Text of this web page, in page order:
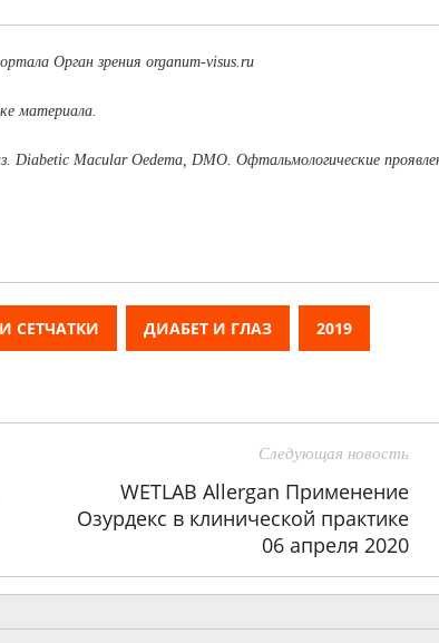
Орган зрения organum-visus.ru
материала.
Macular Oedema, DMO. Офтальмологические
СЕТЧАТКИ ДИАБЕТ И ГЛАЗ 2019
Следующая новость
WETLAB Allergan Применение
Озурдекс в клинической практике
06 апреля 2020